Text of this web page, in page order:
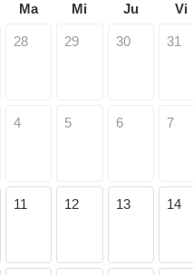
Ma Mi Ju Vi
28 29 30 31
4 5 6 7
11 12 13 14